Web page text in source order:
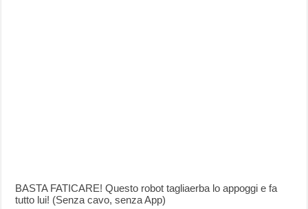
BASTA FATICARE! Questo robot tagliaerba lo appoggi e fa
tutto lui! (Senza cavo, senza App)